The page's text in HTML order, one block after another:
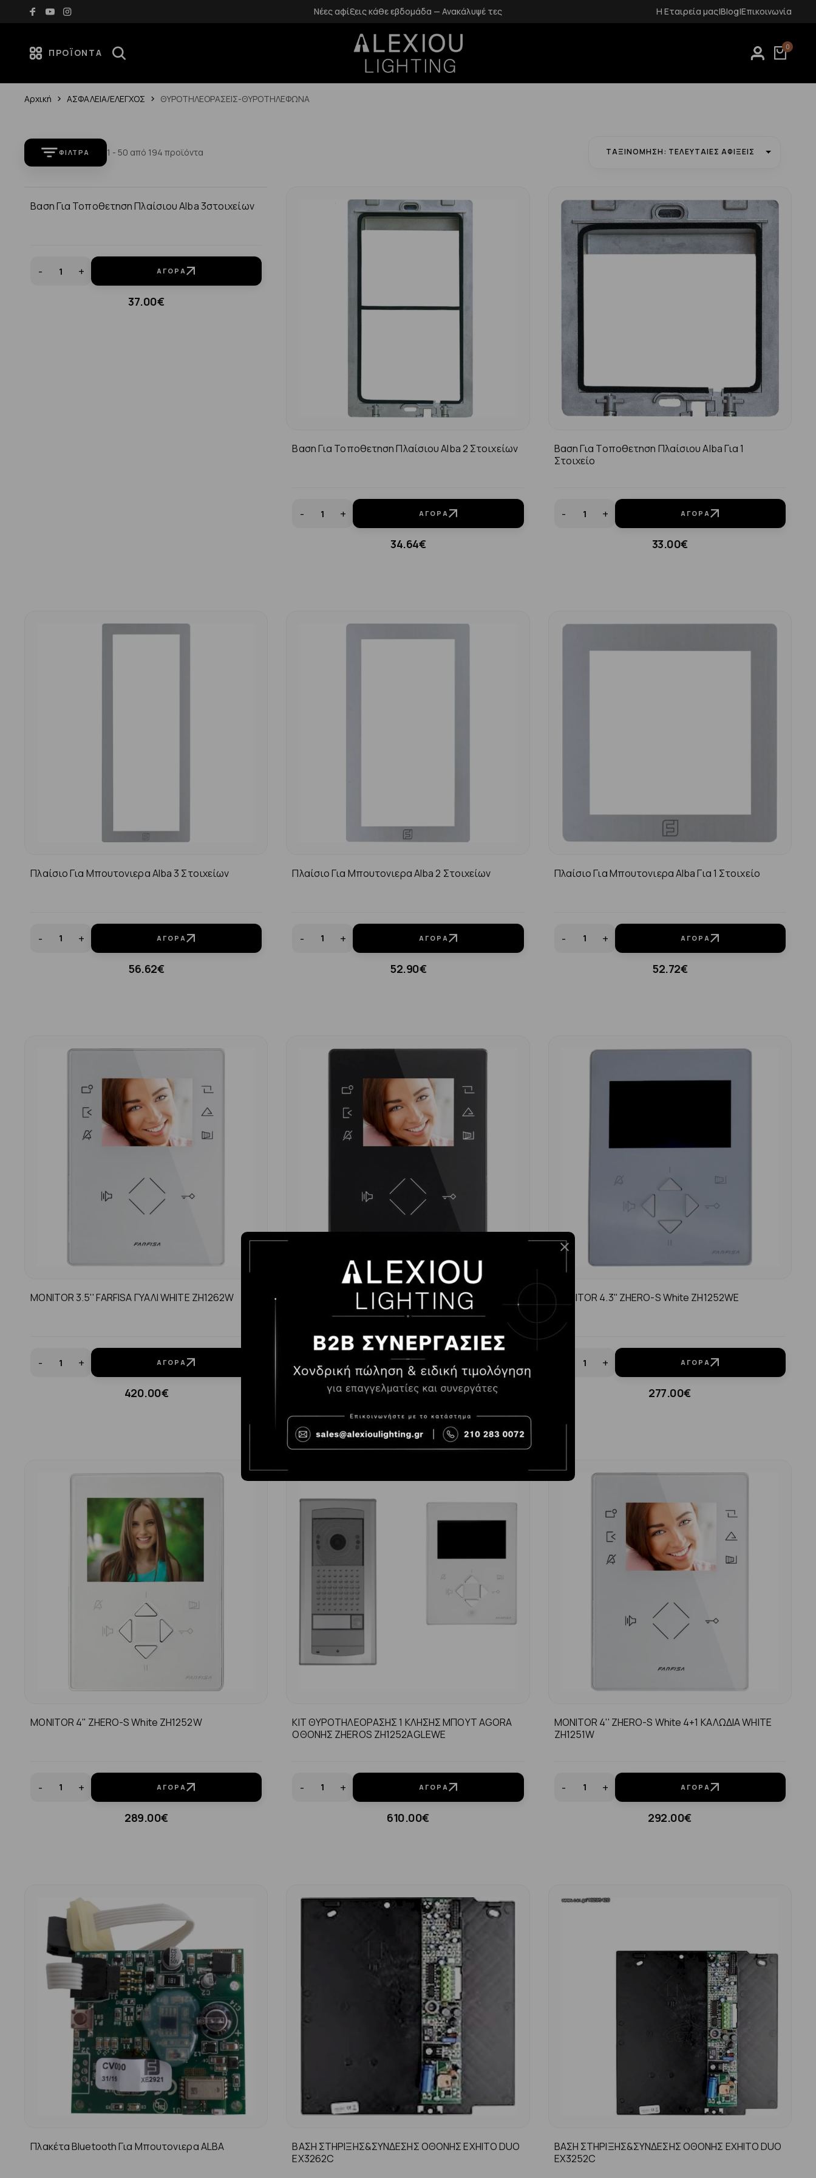
Νέες αφίξεις κάθε εβδομάδα — Ανακάλυψέ τες Δωρεάν επιστροφές εντός 14 ημερών Δωρεάν μεταφορικά για αγορές άνω των 70€
Η Εταιρεία μας|Blog|Επικοινωνία
ΠΡΟΪΌΝΤΑ 0
Αρχική ΑΣΦΑΛΕΙΑ/ΕΛΕΓΧΟΣ ΘΥΡΟΤΗΛΕΟΡΑΣΕΙΣ-ΘΥΡΟΤΗΛΕΦΩΝΑ
ΦΊΛΤΡΑ 1 - 50 από 194 προϊόντα ΤΑΞΙΝΌΜΗΣΗ: ΤΕΛΕΥΤΑΊΕΣ ΑΦΊΞΕΙΣ
Βαση Για Τοποθετηση Πλαίσιου Alba 3στοιχείων
- + ΑΓΟΡΆ
37.00€
Βαση Για Τοποθετηση Πλαίσιου Alba 2 Στοιχείων
- + ΑΓΟΡΆ
34.64€
Βαση Για Τοποθετηση Πλαίσιου Alba Για 1
Στοιχείο
- + ΑΓΟΡΆ
33.00€
Πλαίσιο Για Μπουτονιερα Alba 3 Στοιχείων
- + ΑΓΟΡΆ
56.62€
Πλαίσιο Για Μπουτονιερα Alba 2 Στοιχείων
- + ΑΓΟΡΆ
52.90€
Πλαίσιο Για Μπουτονιερα Alba Για 1 Στοιχείο
- + ΑΓΟΡΆ
52.72€
MONITOR 3.5'' FARFISA ΓΥΑΛΙ WHITE ZH1262W
- + ΑΓΟΡΆ
420.00€
MONITOR 3.5'' FARFISA ΓΥΑΛΙ BLACK ZH1262B
- ΑΓΟΡΆ
420.00€
MONITOR 4.3'' ZHERO-S White ZH1252WE
+ ΑΓΟΡΆ
277.00€
MONITOR 4'' ZHERO-S White ZH1252W
- + ΑΓΟΡΆ
289.00€
KIT ΘΥΡΟΤΗΛΕΟΡΑΣΗΣ 1 ΚΛΗΣΗΣ ΜΠΟΥΤ AGORA
ΟΘΟΝΗΣ ZHEROS ZH1252AGLEWE
- + ΑΓΟΡΆ
610.00€
MONITOR 4'' ZHERO-S White 4+1 ΚΑΛΩΔΙΑ WHITE
ZH1251W
- + ΑΓΟΡΆ
292.00€
Πλακέτα Bluetooth Για Μπουτονιερα ALBA
ΒΑΣΗ ΣΤΗΡΙΞΗΣ&ΣΥΝΔΕΣΗΣ ΟΘΟΝΗΣ ΕΧΗΙΤΟ DUO
ΕΧ3262C
ΒΑΣΗ ΣΤΗΡΙΞΗΣ&ΣΥΝΔΕΣΗΣ ΟΘΟΝΗΣ ΕΧΗΙΤΟ DUO
ΕΧ3252C